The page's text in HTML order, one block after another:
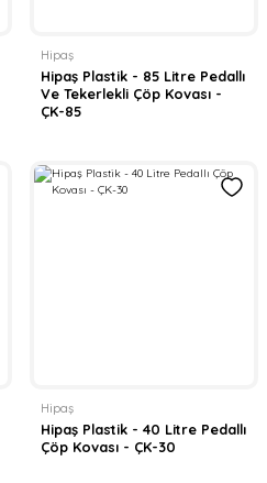
Hipaş
Hipaş Plastik - 85 Litre Pedallı
Ve Tekerlekli Çöp Kovası -
ÇK-85
Hipaş
Hipaş Plastik - 40 Litre Pedallı
Çöp Kovası - ÇK-30